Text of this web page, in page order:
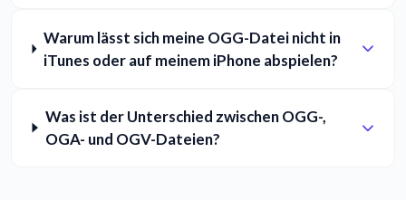
Warum lässt sich meine OGG-Datei nicht in
iTunes oder auf meinem iPhone abspielen?
Was ist der Unterschied zwischen OGG-,
OGA- und OGV-Dateien?